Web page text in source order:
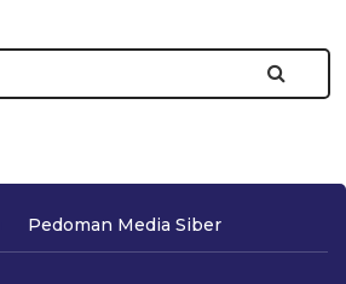
Pedoman Media Siber